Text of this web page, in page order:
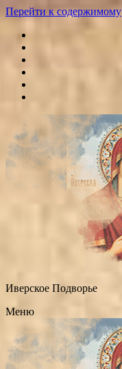
Перейти к содержимому
Иверское Подворье
Меню